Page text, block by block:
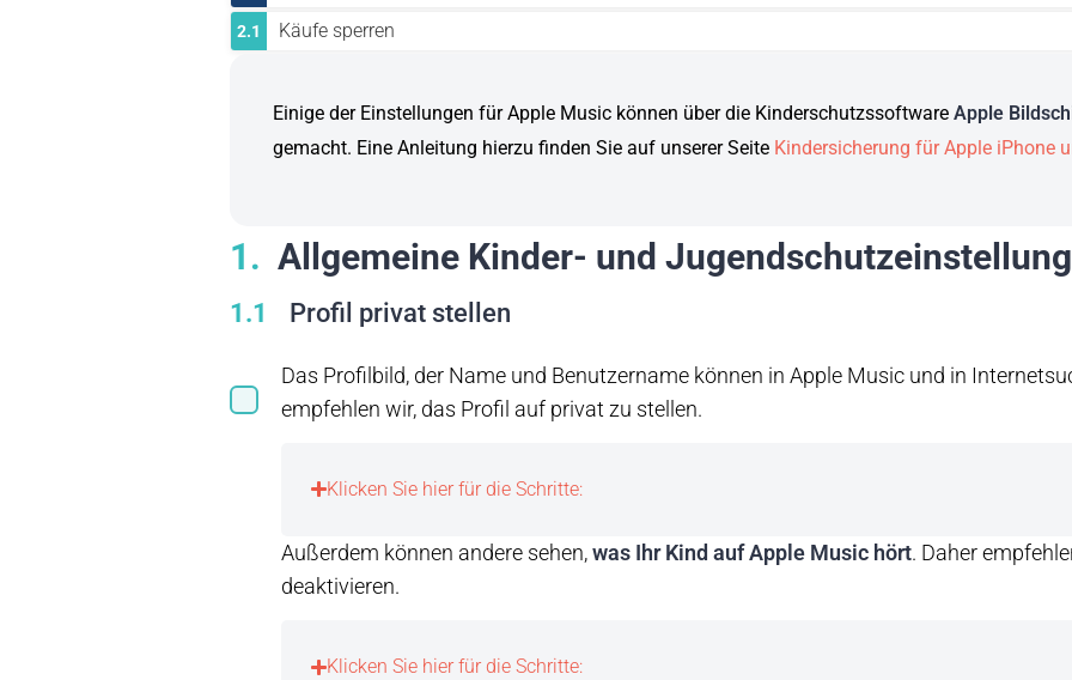
2.1 Käufe sperren
Einige der Einstellungen für Apple Music können über die Kinderschutzssoftware Apple
gemacht. Eine Anleitung hierzu finden Sie auf unserer Seite Kindersicherung für Apple iPhone
1 Allgemeine Kinder- und
1.1 Profil privat stellen
Das Profilbild, der Name und Benutzername können in Apple Music und in
empfehlen wir, das Profil auf privat zu stellen.
Klicken Sie hier für die Schritte:
Außerdem können andere sehen,was Ihr Kind auf Apple Music hört. Daher
deaktivieren.
Klicken Sie hier für die Schritte: